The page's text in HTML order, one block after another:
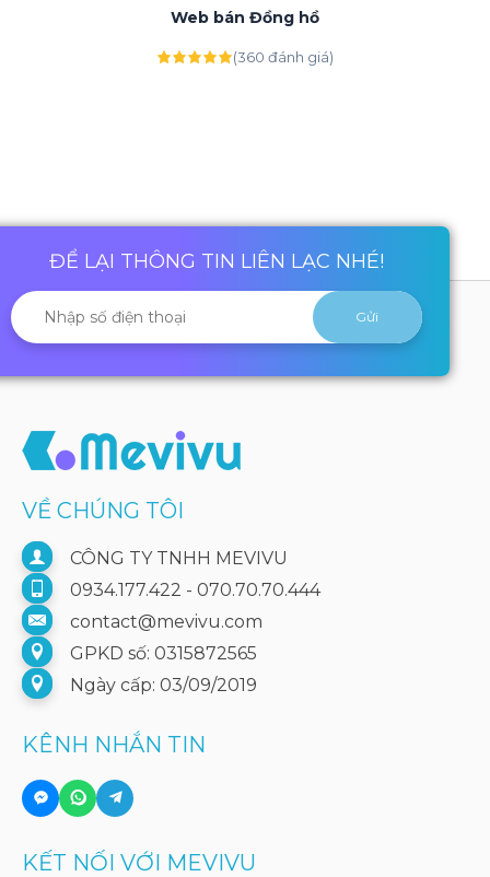
Web bán Đồng hồ
(360 đánh giá)
ĐỂ LẠI THÔNG TIN LIÊN LẠC NHÉ!
VỀ CHÚNG TÔI
CÔNG TY TNHH MEVIVU
0934.177.422 - 070.70.70.444
contact@mevivu.com
GPKD số: 0315872565
Ngày cấp: 03/09/2019
KÊNH NHẮN TIN
KẾT NỐI VỚI MEVIVU